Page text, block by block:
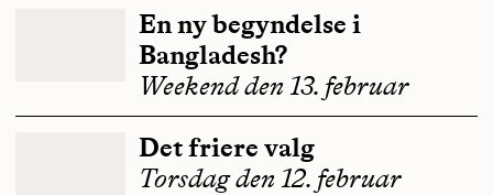
En ny begyndelse i
Bangladesh?
Weekend den 13. februar
Det friere valg
Torsdag den 12. februar